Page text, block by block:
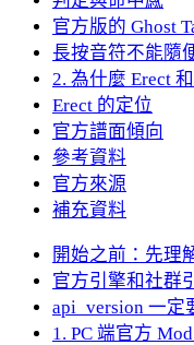
官方版的 Ghost
長按音符不能隨
2. 為什麼 Erect
Erect 的定位
官方譜面傾向
參考資料
官方來源
補充資料
開始之前：先理
官方引擎和社群
api_version 一定
1. PC 端官方